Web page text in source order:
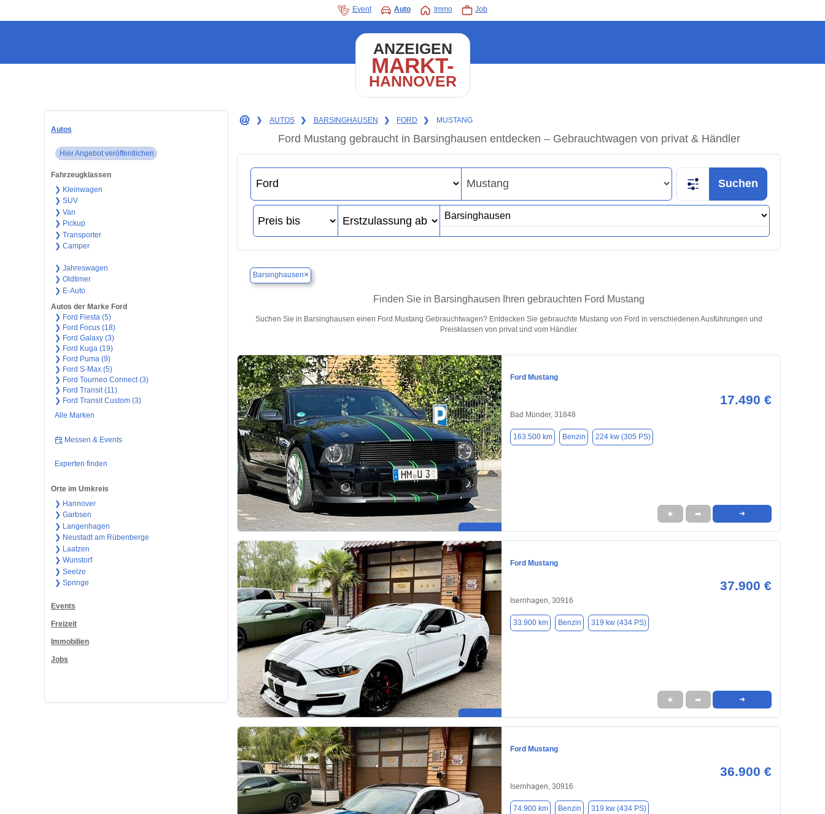
Event Auto Immo Job
ANZEIGEN
MARKT-
HANNOVER
Autos
Hier Angebot veröffentlichen
Fahrzeugklassen
❯ Kleinwagen
❯ SUV
❯ Van
❯ Pickup
❯ Transporter
❯ Camper
❯ Jahreswagen
❯ Oldtimer
❯ E-Auto
Autos der Marke Ford
❯ Ford Fiesta (5)
❯ Ford Focus (18)
❯ Ford Galaxy (3)
❯ Ford Kuga (19)
❯ Ford Puma (9)
❯ Ford S-Max (5)
❯ Ford Tourneo Connect (3)
❯ Ford Transit (11)
❯ Ford Transit Custom (3)
Alle Marken
Messen & Events
Experten finden
Orte im Umkreis
❯ Hannover
❯ Garbsen
❯ Langenhagen
❯ Neustadt am Rübenberge
❯ Laatzen
❯ Wunstorf
❯ Seelze
❯ Springe
Events
Freizeit
Immobilien
Jobs
❯ AUTOS ❯ BARSINGHAUSEN ❯ FORD ❯ MUSTANG
Ford Mustang gebraucht in Barsinghausen entdecken – Gebrauchtwagen von privat & Händler
Suchen
Barsinghausen×
Finden Sie in Barsinghausen Ihren gebrauchten Ford Mustang
Suchen Sie in Barsinghausen einen Ford Mustang Gebrauchtwagen? Entdecken Sie gebrauchte Mustang von Ford in verschiedenen Ausführungen und
Preisklassen von privat und vom Händler.
Ford Mustang
17.490 €
Bad Münder, 31848
163.500 km Benzin 224 kw (305 PS)
★ ➦ ➜
Ford Mustang
37.900 €
Isernhagen, 30916
33.900 km Benzin 319 kw (434 PS)
★ ➦ ➜
Ford Mustang
36.900 €
Isernhagen, 30916
74.900 km Benzin 319 kw (434 PS)